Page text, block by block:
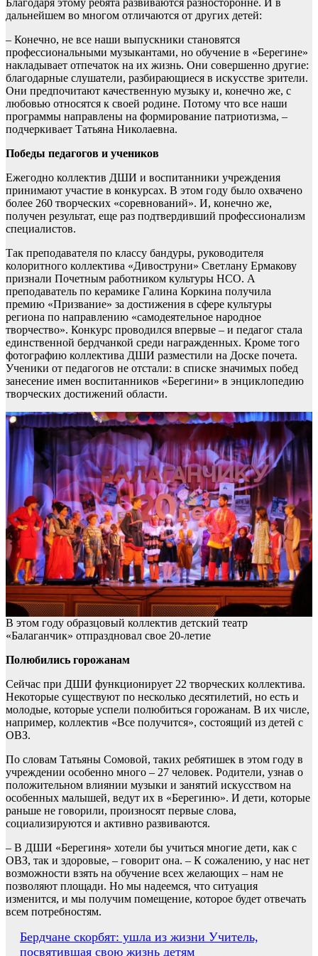
дальнейшем во многом отличаются от других детей:
– Конечно, не все наши выпускники становятся
профессиональными музыкантами, но обучение в «Берегине»
накладывает отпечаток на их жизнь. Они совершенно другие:
благодарные слушатели, разбирающиеся в искусстве зрители.
Они предпочитают качественную музыку и, конечно же, с
любовью относятся к своей родине. Потому что все наши
программы направлены на формирование патриотизма, –
подчеркивает Татьяна Николаевна.
Победы педагогов и учеников
Ежегодно коллектив ДШИ и воспитанники учреждения
принимают участие в конкурсах. В этом году было охвачено
более 260 творческих «соревнований». И, конечно же,
получен результат, еще раз подтвердивший профессионализм
специалистов.
Так преподавателя по классу бандуры, руководителя
колоритного коллектива «Дивоструни» Светлану Ермакову
признали Почетным работником культуры НСО. А
преподаватель по керамике Галина Коркина получила
премию «Призвание» за достижения в сфере культуры
региона по направлению «самодеятельное народное
творчество». Конкурс проводился впервые – и педагог стала
единственной бердчанкой среди награжденных. Кроме того
фотографию коллектива ДШИ разместили на Доске почета.
Ученики от педагогов не отстали: в списке значимых побед
занесение имен воспитанников «Берегини» в энциклопедию
творческих достижений области.
В этом году образцовый коллектив детский театр
«Балаганчик» отпраздновал свое 20-летие
Полюбились горожанам
Сейчас при ДШИ функционирует 22 творческих коллектива.
Некоторые существуют по несколько десятилетий, но есть и
молодые, которые успели полюбиться горожанам. В их числе,
например, коллектив «Все получится», состоящий из детей с
ОВЗ.
По словам Татьяны Сомовой, таких ребятишек в этом году в
учреждении особенно много – 27 человек. Родители, узнав о
положительном влиянии музыки и занятий искусством на
особенных малышей, ведут их в «Берегиню». И дети, которые
раньше не говорили, произносят первые слова,
социализируются и активно развиваются.
– В ДШИ «Берегиня» хотели бы учиться многие дети, как с
ОВЗ, так и здоровые, – говорит она. – К сожалению, у нас нет
возможности взять на обучение всех желающих – нам не
позволяют площади. Но мы надеемся, что ситуация
изменится, и мы получим помещение, которое будет отвечать
всем потребностям.
Навигация
Бердчане скорбят: ушла из жизни Учитель,
посвятившая свою жизнь детям